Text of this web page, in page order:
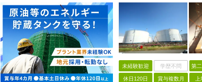
未経験歓迎 学歴不問 第
休日120日 賞与複数月